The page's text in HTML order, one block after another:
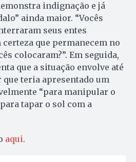
indignação e já
ainda maior. “Vocês
seus entes
certeza que permanecem no
colocaram?”. Em seguida,
que a situação envolve até
que teria apresentado um
“para manipular o
tapar o sol com a
aqui.